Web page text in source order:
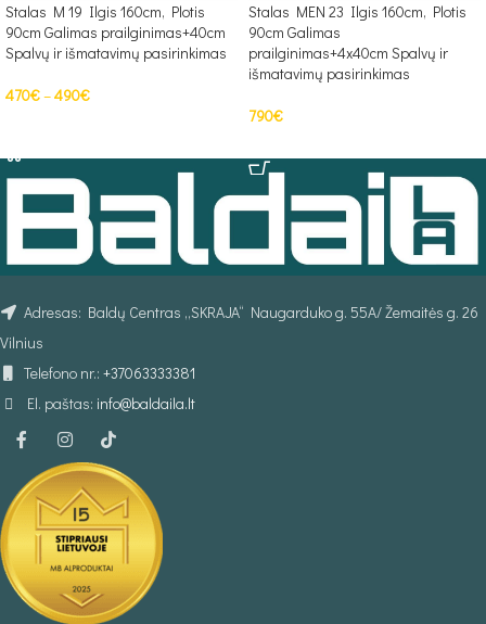
Stalas M 19 Ilgis 160cm, Plotis
90cm Galimas prailginimas+40cm
Spalvų ir išmatavimų pasirinkimas
470€–490€
Stalas MEN 23 Ilgis 160cm, Plotis
90cm Galimas
prailginimas+4x40cm Spalvų ir
išmatavimų pasirinkimas
790€
Adresas: Baldų Centras „SKRAJA“ Naugarduko g. 55A/ Žemaitės g. 26
Vilnius
Telefono nr.: +37063333381
El. paštas: info@baldaila.lt